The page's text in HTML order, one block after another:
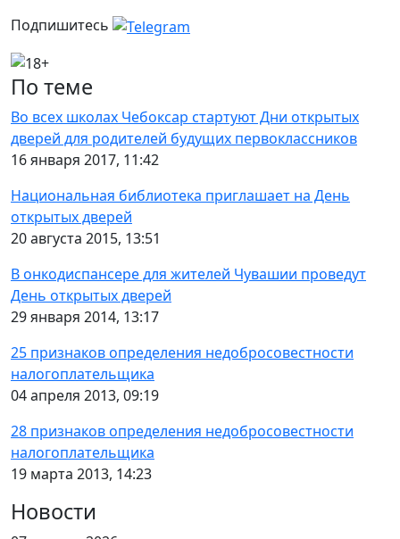
Подпишитесь
По теме
Во всех школах Чебоксар стартуют Дни открытых
дверей для родителей будущих первоклассников
16 января 2017, 11:42
Национальная библиотека приглашает на День
открытых дверей
20 августа 2015, 13:51
В онкодиспансере для жителей Чувашии проведут
День открытых дверей
29 января 2014, 13:17
25 признаков определения недобросовестности
налогоплательщика
04 апреля 2013, 09:19
28 признаков определения недобросовестности
налогоплательщика
19 марта 2013, 14:23
Новости